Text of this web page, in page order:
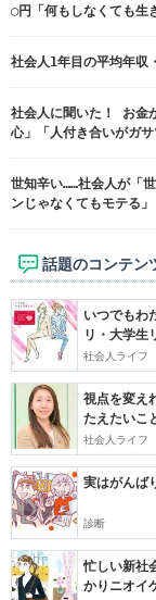
◯円「何もしなくても生
社会人1年目の平均年収
社会人に聞いた！ お金
心」「人付き合いがガサ
世知辛い……社会人が「
ンじゃなくてもモテる
話題のコンテン
いつでもわ
リ・大学生
社会人ライフ
視点を変え
たえたいこ
社会人ライフ
実はがんば
診断
忙しい新社
かりニオイ